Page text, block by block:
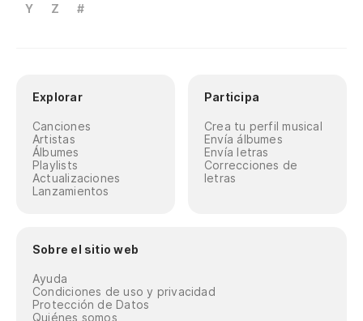
Y
Z #
Explorar
Canciones
Artistas
Álbumes
Playlists
Actualizaciones
Lanzamientos
Participa
Crea tu perfil musical
Envía álbumes
Envía letras
Correcciones de
letras
Sobre el sitio web
Ayuda
Condiciones de uso y privacidad
Protección de Datos
Quiénes somos